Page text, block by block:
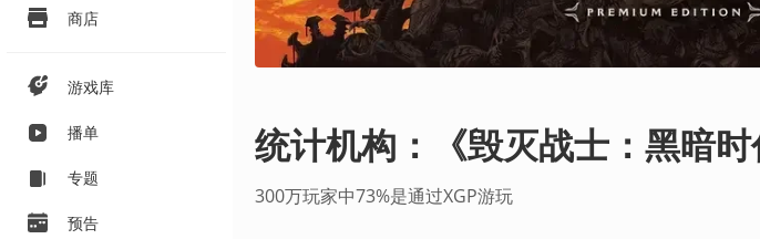
商店
游戏库
播单
专题
预告
统计机构：《毁灭战士：黑暗
300万玩家中73%是通过XGP游玩